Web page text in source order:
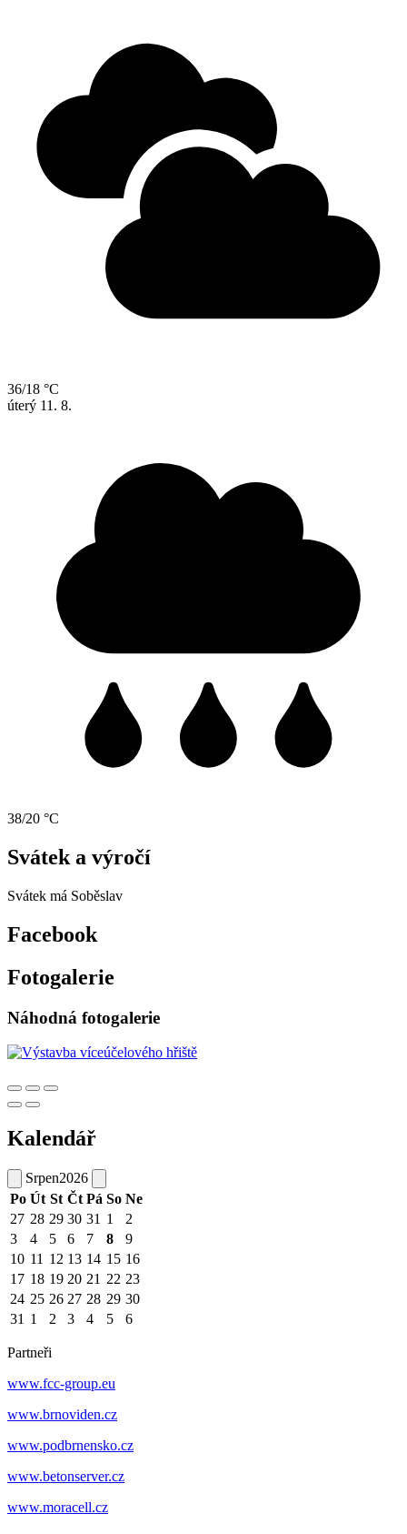
36/18 °C
úterý 11. 8.
38/20 °C
Svátek a výročí
Svátek má Soběslav
Facebook
Fotogalerie
Náhodná fotogalerie
Kalendář
Srpen2026
Po Út St Čt Pá So Ne
27 28 29 30 31 1
2
3
4 5 6 7 8
9
10 11 12 13 14 15 16
17 18 19 20 21 22 23
24 25 26 27 28 29 30
31 1 2 3 4 5 6
Partneři
www.fcc-group.eu
www.brnoviden.cz
www.podbrnensko.cz
www.betonserver.cz
www.moracell.cz